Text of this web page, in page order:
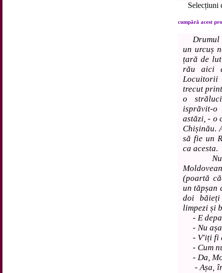
Selecțiuni
cumpără acest
Drumul
un urcuș
țară de
rău aici
trecut
o
isprăvit-
astăzi, - o
Chișinău.
să fie un
ca acesta.
(poartă
un tăpșan
doi
limpezi și
- E
- Nu așa
- V'iți fi
- Cum
- Da,
- Așa,